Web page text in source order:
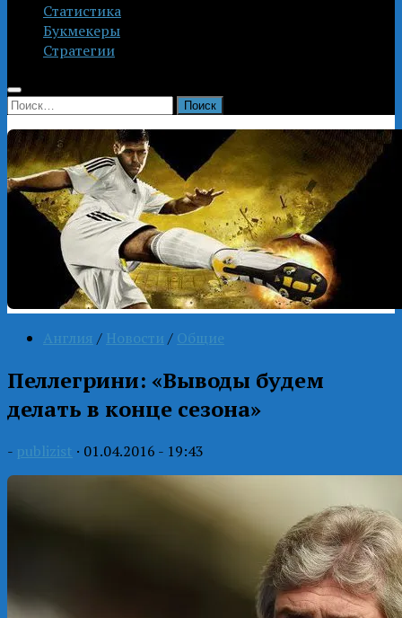
Статистика
Букмекеры
Стратегии
Найти:
Англия / Новости / Общие
Пеллегрини: «Выводы будем
делать в конце сезона»
- publizist · 01.04.2016 - 19:43